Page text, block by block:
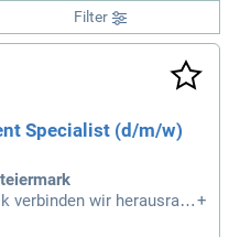
Filter
Specialist (d/​m/​w)
verbinden wir herausrage
globaler Fertigung, um
+